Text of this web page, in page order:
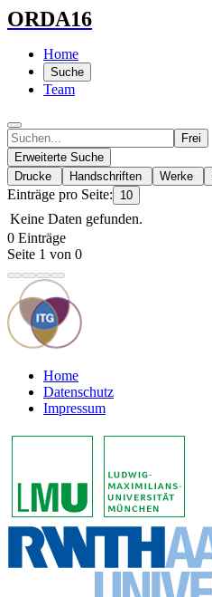
ORDA16
Home
Suche
Team
Frei
Erweiterte Suche
Drucke
Handschriften Werke
Einträge pro Seite: 10
Keine Daten gefunden.
0 Einträge
Seite 1 von 0
Home
Datenschutz
Impressum